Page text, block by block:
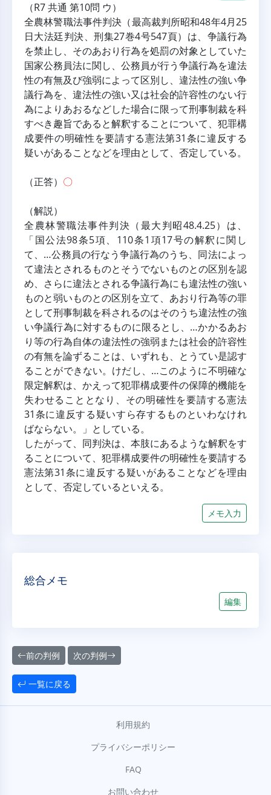
（R7 共通 第10問 ウ）
全農林警職法事件判決（最高裁判所昭和48年4月25
日大法廷判決、刑集27巻4号547頁）は、争議行為
を禁止し、そのあおり行為を処罰の対象としていた
国家公務員法に関し、公務員が行う争議行為を違法
性の有無及び強弱によって区別し、違法性の強い争
議行為を、違法性の強い又は社会的許容性のない行
為によりあおるなどした場合に限って刑事制裁を科
すべき趣旨であると解釈することについて、犯罪構
成要件の明確性を要請する憲法第31条に違反する
疑いがあることなどを理由として、否定している。
（正答） 〇
（解説）
全農林警職法事件判決（最大判昭48.4.25）は、
「国公法98条5項、110条1項17号の解釈に関し
て、…公務員の行なう争議行為のうち、同法によっ
て違法とされるものとそうでないものとの区別を認
め、さらに違法とされる争議行為にも違法性の強い
ものと弱いものとの区別を立て、あおり行為等の罪
として刑事制裁を科されるのはそのうち違法性の強
い争議行為に対するものに限るとし、…かかるあお
り等の行為自体の違法性の強弱または社会的許容性
の有無を論ずることは、いずれも、とうてい是認す
ることができない。けだし、…このように不明確な
限定解釈は、かえって犯罪構成要件の保障的機能を
失わせることとなり、その明確性を要請する憲法
31条に違反する疑いすら存するものといわなけれ
ばならない。」としている。
したがって、同判決は、本肢にあるような解釈をす
ることについて、犯罪構成要件の明確性を要請する
憲法第31条に違反する疑いがあることなどを理由
として、否定しているといえる。
メモ入力
総合メモ
編集
前の判例 次の判例
一覧に戻る
利用規約
プライバシーポリシー
FAQ
お問い合わせ